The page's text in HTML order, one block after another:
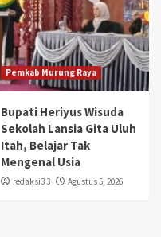
Pemkab Murung Raya
Bupati Heriyus Wisuda
Sekolah Lansia Gita Uluh
Itah, Belajar Tak
Mengenal Usia
redaksi3 3 Agustus 5, 2026